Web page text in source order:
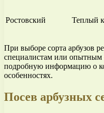
Ростовский Теплый
При выборе сорта арбузов
специалистам или опытным
подробную информацию о
особенностях.
Посев арбузных